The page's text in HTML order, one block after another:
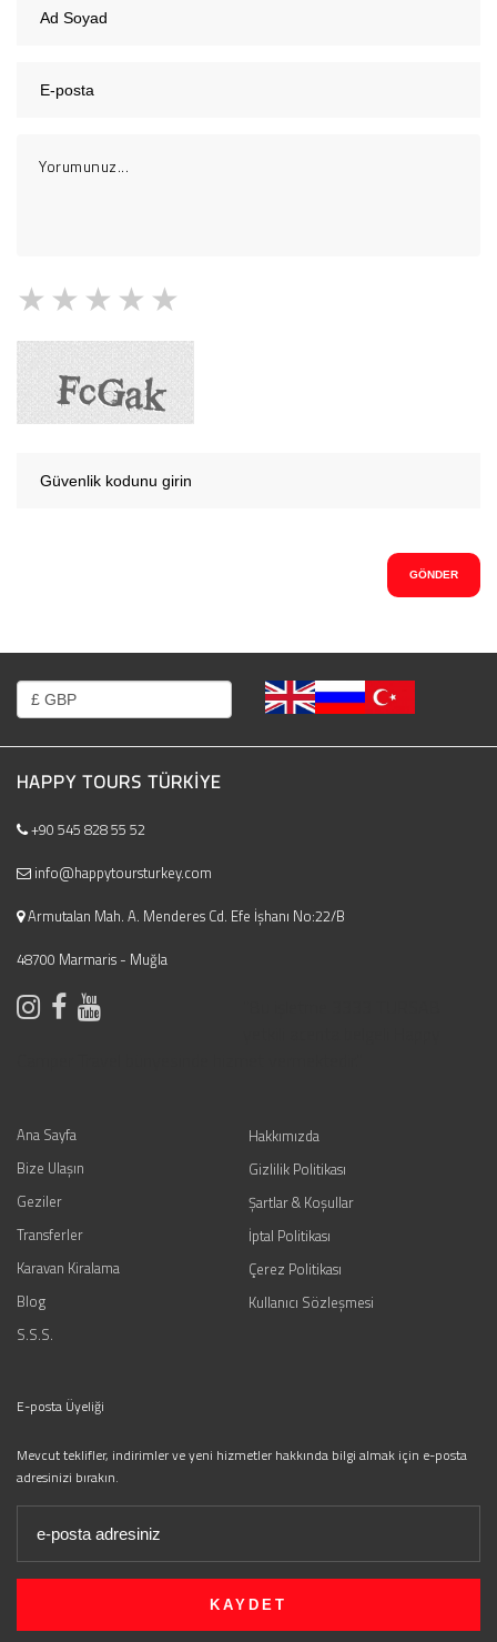
4 Yıldız
3 Yıldız
2 Yıldız
1 Yıldız
HAPPY TOURS TÜRKIYE
+90 545 828 55 52
info@happytoursturkey.com
Armutalan Mah. A. Menderes Cd. Efe İşhanı No:22/B
48700 Marmaris - Muğla
Ana Sayfa
Bize Ulaşın
Geziler
Transferler
Karavan Kiralama
Blog
S.S.S.
Hakkımızda
Gizlilik Politikası
Şartlar & Koşullar
İptal Politikası
Çerez Politikası
Kullanıcı Sözleşmesi
E-posta Üyeliği
Mevcut teklifler, indirimler ve yeni hizmetler hakkında bilgi almak için e-posta
adresinizi bırakın.